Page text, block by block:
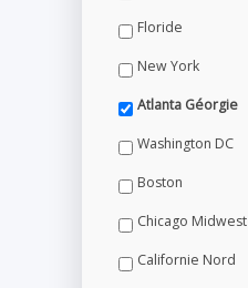
Floride
New York
Atlanta Géorgie
Washington DC
Boston
Chicago Midwest
Californie Nord